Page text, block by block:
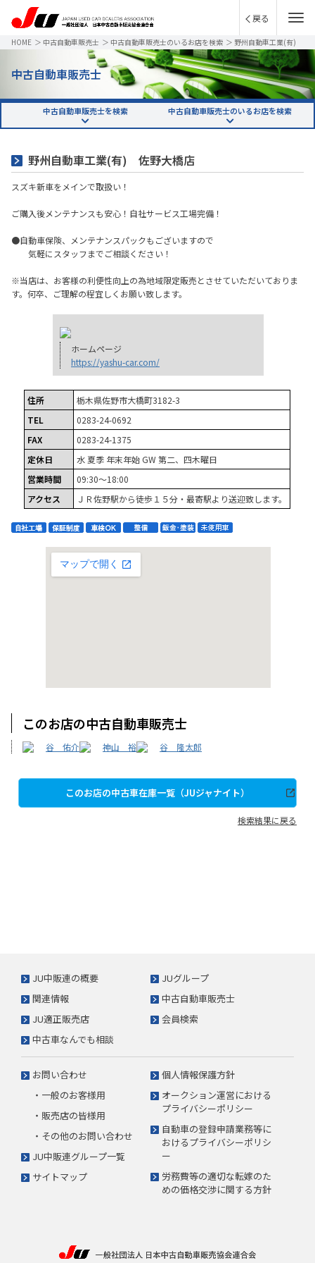
戻る
HOME ＞ 中古自動車販売士 ＞ 中古自動車販売士のいるお店を検索 ＞ 野州自動車工業(有)
中古自動車販売士
中古自動車販売士を検索 中古自動車販売士のいるお店を検索
野州自動車工業(有) 佐野大橋店
スズキ新車をメインで取扱い！
ご購入後メンテナンスも安心！自社サービス工場完備！
●自動車保険、メンテナンスパックもございますので
気軽にスタッフまでご相談ください！
※当店は、お客様の利便性向上の為地域限定販売とさせていただいておりま
す。何卒、ご理解の程宜しくお願い致します。
ホームページ
https://yashu-car.com/
住所
栃木県佐野市大橋町3182-3
TEL
0283-24-0692
FAX
0283-24-1375
定休日
水 夏季 年末年始 GW 第二、四木曜日
営業時間
09:30～18:00
アクセス
ＪＲ佐野駅から徒歩１５分・最寄駅より送迎致します。
このお店の中古自動車販売士
谷 佑介 神山 裕 谷 隆太郎
このお店の中古車在庫一覧（JUジャナイト）
検索結果に戻る
JU中販連の概要
JUグループ
関連情報
中古自動車販売士
JU適正販売店
会員検索
中古車なんでも相談
お問い合わせ
・一般のお客様用
・販売店の皆様用
・その他のお問い合わせ
JU中販連グループ一覧
サイトマップ
個人情報保護方針
オークション運営における
プライバシーポリシー
自動車の登録申請業務等に
おけるプライバシーポリシ
ー
労務費等の適切な転嫁のた
めの価格交渉に関する方針